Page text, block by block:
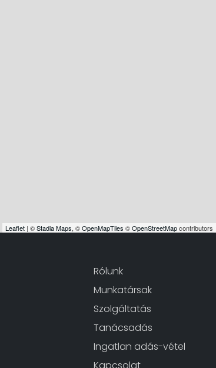
Leaflet | ©Stadia Maps, ©OpenMapTiles ©OpenStreetMapcontributors
Rólunk
Munkatársak
Szolgáltatás
Tanácsadás
Ingatlan adás-vétel